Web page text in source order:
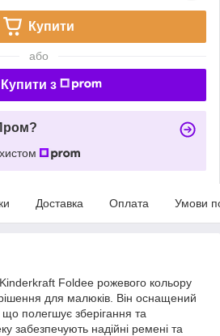
Купити
або
Купити з
Доставка Оплата Умови
Foldee рожевого кольору
для малюків. Він оснащений
полегшує зберігання та
забезпечують надійні ремені та